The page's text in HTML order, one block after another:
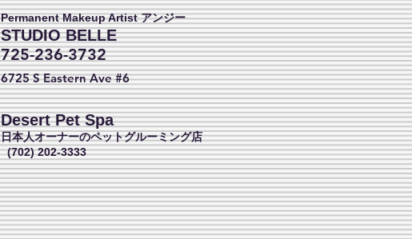
Permanent Makeup Artist アンジー
STUDIO BELLE
725-236-3732
6725 SEasternAve #6
Desert Pet Spa
日本人オーナーのペットグルーミング店
(702) 202-3333